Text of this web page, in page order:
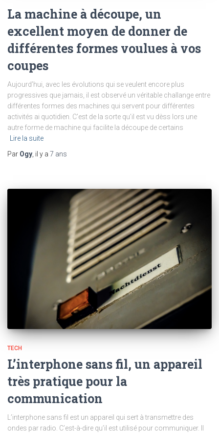
La machine à découpe, un
excellent moyen de donner de
différentes formes voulues à vos
coupes
Aujourd’hui, avec les évolutions qui se veulent encore plus
progressives que jamais, il est observé un véritable challange entre
différentes formes des machines qui servent pour différentes
activités ai quotidien. C’est de la sorte qu’il est vu dèss lors une
autre forme de machine qui facilite la découpe de certains
Lire la suite
Par Ogy , il y a 7 ans
TECH
L’interphone sans fil, un appareil
très pratique pour la
communication
L’interphone sans fil est un appareil qui sert à transmettre des
ondes par radio. C’est-à-dire qu’il est utilisé pour communiquer. Il